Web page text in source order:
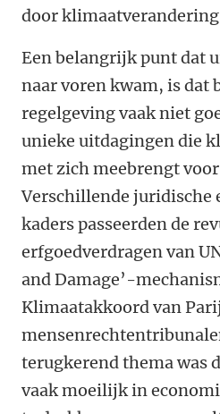
door
Een belangrijk punt dat
naar voren kwam, is dat
regelgeving vaak niet
unieke uitdagingen die
met zich meebrengt
Verschillende juridische
kaders passeerden de
erfgoedverdragen van
and Damage’-
Klimaatakkoord van
terugkerend thema was
vaak moeilijk in